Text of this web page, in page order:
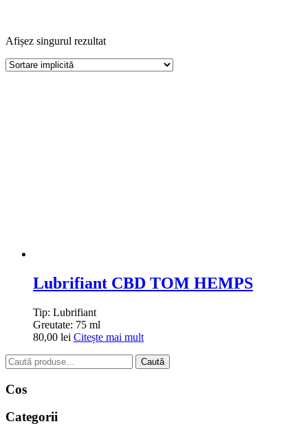
Afișez singurul rezultat
Lubrifiant CBD TOM HEMPS
Tip: Lubrifiant
Greutate: 75 ml
80,00 lei Citește mai mult
Caută
după:
Caută
Cos
Categorii